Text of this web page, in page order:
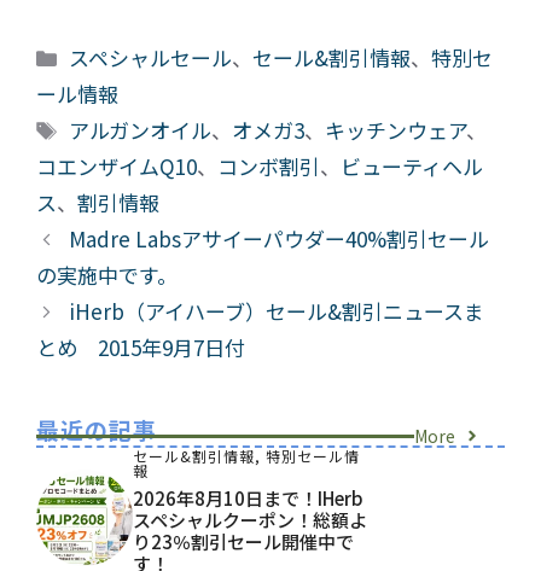
カ
テ
ゴ
リ
ー
スペシャルセール、 セール&割引情報、特別セ
ール情報
タ
グ
アルガンオイル、 オメガ3、 キッチンウェア、
コエンザイムQ10、 コンボ割引、 ビューティヘル
ス、 割引情報
Madre Labsアサイーパウダー40%割引セール
の実施中です。
iHerb（アイハーブ）セール&割引ニュースま
とめ 2015年9月7日付
最近の記事 More
セール&割引情報, 特別セール情
報
2026年8月10日まで！iHerb
スペシャルクーポン！総額よ
り23％割引セール開催中で
す！